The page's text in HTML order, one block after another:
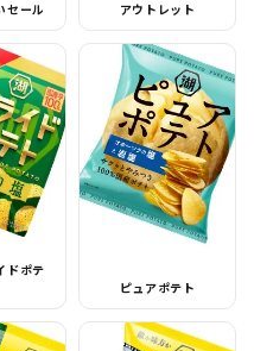
セール アウトレット
ドポテ
ピュアポテト